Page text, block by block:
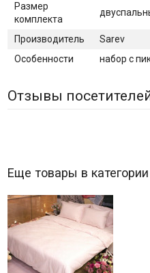
Размер
комплекта
Производитель
Sarev
Особенности
набор с
Отзывы
Еще товары в